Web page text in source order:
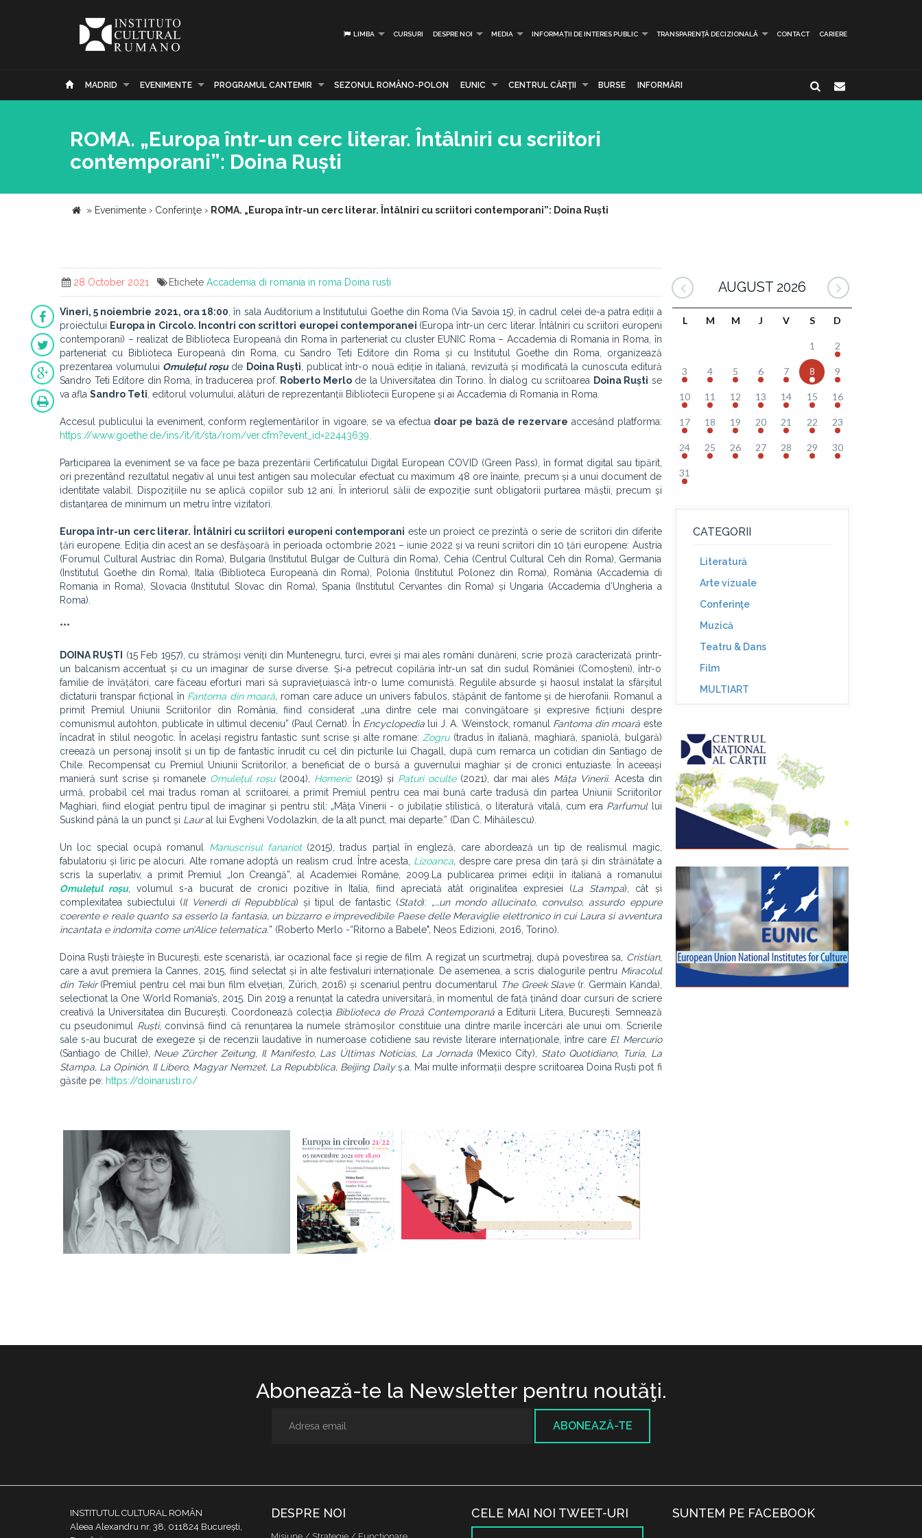
LIMBA CURSURI DESPRE NOI MEDIA INFORMAȚII DE INTERES PUBLIC TRANSPARENȚĂ DECIZIONALĂ CONTACT CARIERE
MADRID EVENIMENTE PROGRAMUL CANTEMIR SEZONUL ROMÂNO-POLON EUNIC CENTRUL CĂRŢII BURSE INFORMĂRI
ROMA. „Europa într-un cerc literar. Întâlniri cu scriitori
contemporani”: Doina Ruști
» Evenimente › Conferinţe › ROMA. „Europa într-un cerc literar. Întâlniri cu scriitori contemporani”: Doina Ruști
28 October 2021 EticheteAccademia di romania in roma Doina rusti
Vineri, 5 noiembrie 2021, ora 18:00 , în sala Auditorium a Institutului Goethe din Roma (Via Savoia 15), în cadrul celei de-a patra ediții a
proiectului Europa in Circolo. Incontri con scrittori europei contemporanei (Europa într-un cerc literar. Întâlniri cu scriitori europeni
contemporani) – realizat de Biblioteca Europeană din Roma în parteneriat cu cluster EUNIC Roma – Accademia di Romania in Roma, în
parteneriat cu Biblioteca Europeană din Roma, cu Sandro Teti Editore din Roma și cu Institutul Goethe din Roma, organizează
prezentarea volumului Omulețul roșude Doina Ruști , publicat într-o nouă ediție în italiană, revizuită și modificată la cunoscuta editură
Sandro Teti Editore din Roma, în traducerea prof. Roberto Merlode la Universitatea din Torino. În dialog cu scriitoarea Doina Ruști se
va afla Sandro Teti , editorul volumului, alături de reprezentanții Bibliotecii Europene și ai Accademia di Romania in Roma.
Accesul publicului la eveniment, conform reglementărilor în vigoare, se va efectua doar pe bază de rezervare accesând platforma:
https://www.goethe.de/ins/it/it/sta/rom/ver.cfm?event_id=22443639
Participarea la eveniment se va face pe baza prezentării Certificatului Digital European COVID (Green Pass), în format digital sau tipărit,
ori prezentând rezultatul negativ al unui test antigen sau molecular efectuat cu maximum 48 ore înainte, precum și a unui document de
identitate valabil. Dispozițiile nu se aplică copiilor sub 12 ani. În interiorul sălii de expoziție sunt obligatorii purtarea măștii, precum și
distanțarea de minimum un metru între vizitatori.
Europa într-un cerc literar. Întâlniri cu scriitori europeni contemporani este un proiect ce prezintă o serie de scriitori din diferite
țări europene. Ediția din acest an se desfășoară în perioada octombrie 2021 – iunie 2022 și va reuni scriitori din 10 țări europene: Austria
(Forumul Cultural Austriac din Roma), Bulgaria (Institutul Bulgar de Cultură din Roma), Cehia (Centrul Cultural Ceh din Roma), Germania
(Institutul Goethe din Roma), Italia (Biblioteca Europeană din Roma), Polonia (Institutul Polonez din Roma), România (Accademia di
Romania in Roma), Slovacia (Institutul Slovac din Roma), Spania (Institutul Cervantes din Roma) și Ungaria (Accademia d’Ungheria a
Roma).
***
DOINA RUȘTI
(15 Feb 1957), cu strămoși veniți din Muntenegru, turci, evrei și mai ales români dunăreni, scrie proză caracterizată printr-
un balcanism accentuat și cu un imaginar de surse diverse. Și-a petrecut copilăria într-un sat din sudul României (Comoșteni), într-o
familie de învățători, care făceau eforturi mari să supraviețuiască într-o lume comunistă. Regulile absurde și haosul instalat la sfârșitul
dictaturii transpar ficțional în Fantoma din moară, roman care aduce un univers fabulos, stăpânit de fantome și de hierofanii. Romanul a
primit Premiul Uniunii Scriitorilor din România, fiind considerat „una dintre cele mai convingătoare și expresive ficțiuni despre
comunismul autohton, publicate în ultimul deceniu” (Paul Cernat). În Encyclopedialui J. A. Weinstock, romanul Fantoma din moară este
încadrat în stilul neogotic. În același registru fantastic sunt scrise și alte romane: Zogru(tradus în italiană, maghiară, spaniolă, bulgară)
creează un personaj insolit și un tip de fantastic înrudit cu cel din picturile lui Chagall, după cum remarca un cotidian din Santiago de
Chile. Recompensat cu Premiul Uniunii Scriitorilor, a beneficiat de o bursă a guvernului maghiar și de cronici entuziaste. În aceeași
manieră sunt scrise și romanele Omulețul roșu(2004), Homeric(2019) și Paturi oculte(2021), dar mai ales Mâța Vinerii. Acesta din
urmă, probabil cel mai tradus roman al scriitoarei, a primit Premiul pentru cea mai bună carte tradusă din partea Uniunii Scriitorilor
Maghiari, fiind elogiat pentru tipul de imaginar și pentru stil: „Mâța Vinerii - o jubilație stilistică, o literatură vitală, cum era Parfumullui
Suskind până la un punct și Laural lui Evgheni Vodolazkin, de la alt punct, mai departe.” (Dan C. Mihăilescu).
Un loc special ocupă romanul Manuscrisul fanariot(2015), tradus parțial în engleză, care abordează un tip de realismul magic,
fabulatoriu și liric pe alocuri. Alte romane adoptă un realism crud. Între acesta, Lizoanca,despre care presa din țară și din străinătate a
scris la superlativ, a primit Premiul „Ion Creangă”, al Academiei Române, 2009.La publicarea primei ediții în italiană a romanului
Omulețul roșu, volumul s-a bucurat de cronici pozitive în Italia, fiind apreciată atât originalitea expresiei (La Stampa), cât și
complexitatea subiectului (Il Venerdì di Repubblica) și tipul de fantastic (Stato): „…un mondo allucinato, convulso, assurdo eppure
coerente e reale quanto sa esserlo la fantasia, un bizzarro e imprevedibile Paese delle Meraviglie elettronico in cui Laura si avventura
incantata e indomita come un’Alice telematica.” (Roberto Merlo -“Ritorno a Babele", Neos Edizioni, 2016, Torino).
Doina Ruști trăiește în București, este scenaristă, iar ocazional face și regie de film. A regizat un scurtmetraj, după povestirea sa, Cristian,
care a avut premiera la Cannes, 2015, fiind selectat și în alte festivaluri internaționale. De asemenea, a scris dialogurile pentru Miracolul
din Tekir(Premiul pentru cel mai bun film elvețian, Zürich, 2016) și scenariul pentru documentarul The Greek Slave(r. Germain Kanda),
selectionat la One World Romania’s, 2015. Din 2019 a renunțat la catedra universitară, în momentul de față ținând doar cursuri de scriere
creativă la Universitatea din București. Coordonează colecția Biblioteca de Proză Contemporanăa Editurii Litera, București. Semnează
cu pseudonimul Ruști, convinsă fiind că renunțarea la numele strămoșilor constituie una dintre marile încercări ale unui om. Scrierile
sale s-au bucurat de exegeze și de recenzii laudative în numeroase cotidiene sau reviste literare internaționale, între care El Mercurio
(Santiago de Chille), Neue Zürcher Zeitung, Il Manifesto, Las Últimas Noticias, La Jornada(Mexico City), Stato Quotidiano, Turia, La
Stampa, La Opinión, Il Libero, Magyar Nemzet, La Repubblica, Beijing Dailyș.a. Mai multe informații despre scriitoarea Doina Ruști pot fi
găsite pe: https://doinarusti.ro/
AUGUST 2026
L M M J V S D
1 2
3 4 5 6 7 8 9
10 11 12 13 14 15 16
17 18 19 20 21 22 23
24 25 26 27 28 29 30
31
CATEGORII
Literatură
Arte vizuale
Conferinţe
Muzică
Teatru & Dans
Film
MULTIART
Abonează-te la Newsletter pentru noutăţi.
ABONEAZĂ-TE
INSTITUTUL CULTURAL ROMÂN
Aleea Alexandru nr. 38, 011824 București,
DESPRE NOI CELE MAI NOI TWEET-URI SUNTEM PE FACEBOOK